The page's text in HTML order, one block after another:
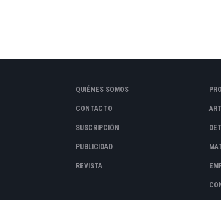
QUIÉNES SOMOS
CONTACTO
SUSCRIPCIÓN
PUBLICIDAD
REVISTA